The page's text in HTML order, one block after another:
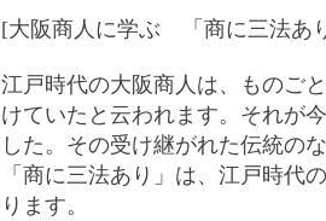
[大阪商人に学ぶ 「商に三法あ
江戸時代の大阪商人は、ものご
けていたと云われます。それが
した。その受け継がれた伝統の
「商に三法あり」は、江戸時代
ります。